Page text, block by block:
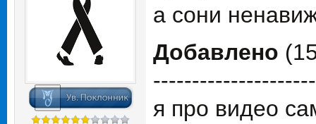
а сони
Добавлено
я про видео